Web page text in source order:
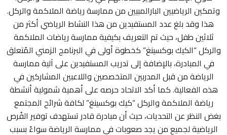
وتمكين الرياضيين البارالمبيين من ممارسة رياضة الملاكمة والركل.
هذا وقد بلغ عدد المستفيدين من هذا النشاط الرياضي أكثر من
ثلاثين طفل، حيث تم التعريف بكيفية ممارسة رياضات الملاكمة
والركل “الكيك بوكسينغ” كخطوة أولى في البرنامج الزمني المُتعلق
في المبادرة، بالإضافة إلى تدريب المستفيدين على آلية ممارسة
الرياضة من قبل المدربين المتخصصين واللاعبين المشاركين في
هذه الفعالية. كما أكد الاتحاد حرصه على أهمية شمولية أنشطة
رياضة الملاكمة والركل “كيك بوكسينغ” لكافة شرائح المجتمع
بغض النظر عن التحديات، حيث أن مبادرة قادر تستهدف توفير الفُرص
الرياضية لجميع من يجد صعوبات في ممارسة الرياضة سواءً بسبب